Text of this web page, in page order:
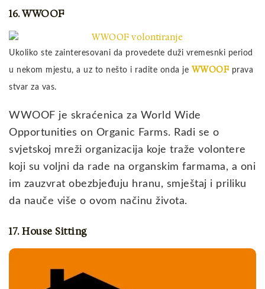
16. WWOOF
Ukoliko ste zainteresovani da provedete duži vremesnki period
u nekom mjestu, a uz to nešto i radite onda je WWOOF prava
stvar za vas.
WWOOF je skraćenica za World Wide
Opportunities on Organic Farms. Radi se o
svjetskoj mreži organizacija koje traže volontere
koji su voljni da rade na organskim farmama, a oni
im zauzvrat obezbjeđuju hranu, smještaj i priliku
da nauče više o ovom načinu života.
17. House Sitting